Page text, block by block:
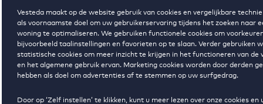
Vesteda maakt op de website gebruik van cookies en vergelijkbare
als voornaamste doel om uw gebruikerservaring tijdens het zoeken naar
woning te optimaliseren. We gebruiken functionele cookies om
bijvoorbeeld taalinstellingen en favorieten op te slaan. Verder gebruiken
statistische cookies om meer inzicht te krijgen in het functioneren van de
en het algemene gebruik ervan. Marketing cookies worden door derden
hebben als doel om advertenties af te stemmen op uw surfgedrag.
Door op ‘Zelf instellen’ te klikken, kunt u meer lezen over onze cookies en
I